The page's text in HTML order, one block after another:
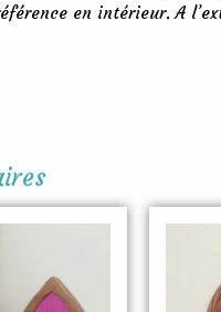
en intérieur. A